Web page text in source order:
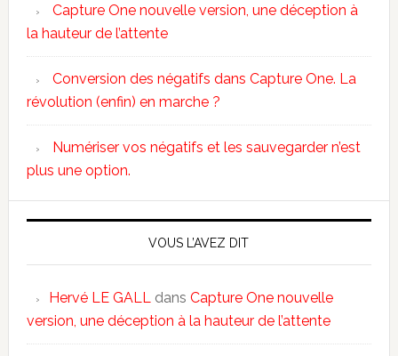
Capture One nouvelle version, une déception à
la hauteur de l’attente
Conversion des négatifs dans Capture One. La
révolution (enfin) en marche ?
Numériser vos négatifs et les sauvegarder n’est
plus une option.
VOUS L’AVEZ DIT
Hervé LE GALL dans Capture One nouvelle
version, une déception à la hauteur de l’attente